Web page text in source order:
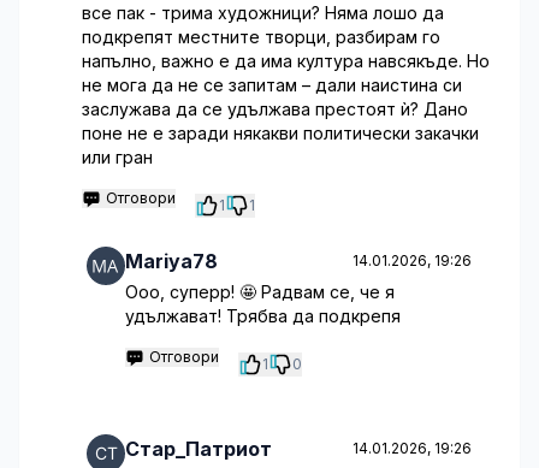
все пак - трима художници? Няма лошо да
подкрепят местните творци, разбирам го
напълно, важно е да има култура навсякъде. Но
не мога да не се запитам – дали наистина си
заслужава да се удължава престоят ѝ? Дано
поне не е заради някакви политически закачки
или гран
Отговори 1 1
Mariya78 14.01.2026, 19:26
Ооо, суперр! 🤩 Радвам се, че я
удължават! Трябва да подкрепя
Отговори 1 0
Стар_Патриот 14.01.2026, 19:26